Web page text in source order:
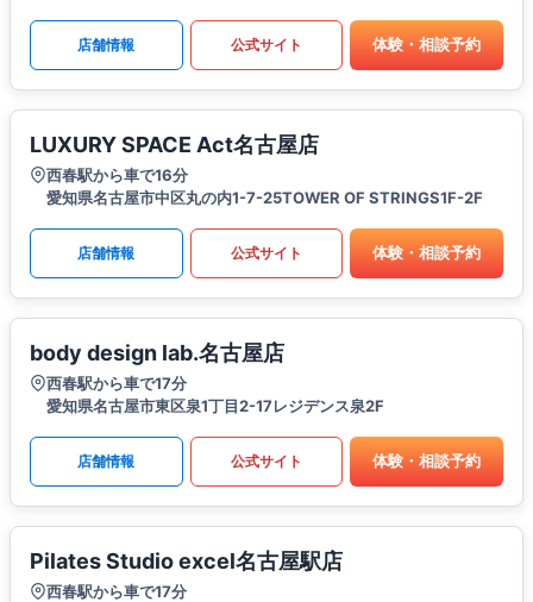
店舗情報 公式サイト 体験・相談予約
LUXURY SPACE Act名古屋店
西春駅から車で16分
愛知県名古屋市中区丸の内1-7-25TOWER OF STRINGS1F-2F
店舗情報 公式サイト 体験・相談予約
body design lab.名古屋店
西春駅から車で17分
愛知県名古屋市東区泉1丁目2-17レジデンス泉2F
店舗情報 公式サイト 体験・相談予約
Pilates Studio excel名古屋駅店
西春駅から車で17分